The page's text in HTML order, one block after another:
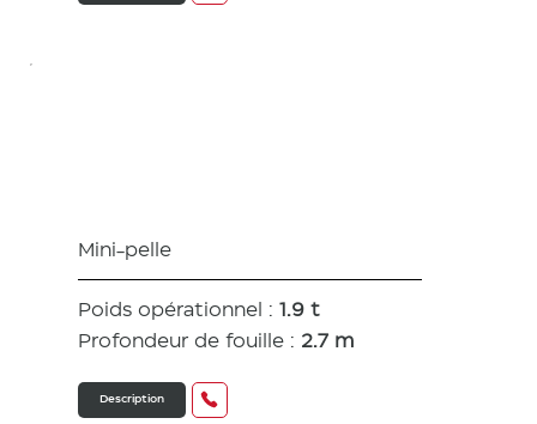
Mini-pelle
Poids opérationnel : 1.9 t
Profondeur de fouille : 2.7 m
Description